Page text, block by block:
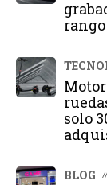
solo
BLOG